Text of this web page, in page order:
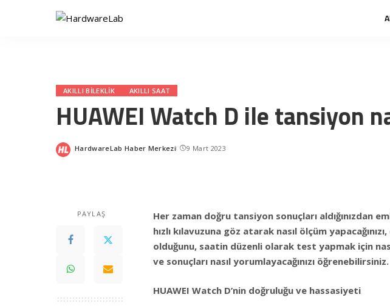
AKILLI BILEKLIK AKILLI SAAT
HUAWEI Watch D ile tansiyon
Posted
HardwareLab Haber Merkezi 9 Mart 2023
PAYLAŞ
Her zaman doğru tansiyon sonuçları aldığınızdan
hızlı kılavuzuna göz atarak nasıl ölçüm
olduğunu, saatin düzenli olarak test yapmak için
ve sonuçları nasıl yorumlayacağınızı öğrenebilirsiniz.
HUAWEI Watch D’nin doğruluğu ve hassasiyeti